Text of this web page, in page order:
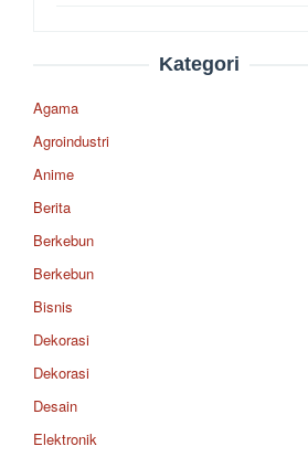
Kategori
Agama
Agroindustri
Anime
Berita
Berkebun
Berkebun
Bisnis
Dekorasi
Dekorasi
Desain
Elektronik